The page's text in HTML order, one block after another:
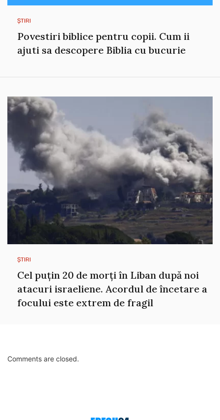
ȘTIRI
Povestiri biblice pentru copii. Cum ii
ajuti sa descopere Biblia cu bucurie
ȘTIRI
Cel puțin 20 de morți în Liban după noi
atacuri israeliene. Acordul de încetare a
focului este extrem de fragil
Comments are closed.